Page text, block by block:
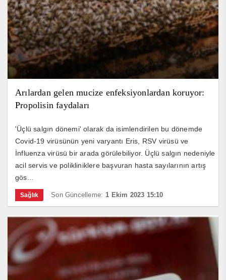
Arılardan gelen mucize enfeksiyonlardan koruyor:
Propolisin faydaları
'Üçlü salgın dönemi' olarak da isimlendirilen bu dönemde
Covid-19 virüsünün yeni varyantı Eris, RSV virüsü ve
İnfluenza virüsü bir arada görülebiliyor. Üçlü salgın nedeniyle
acil servis ve polikliniklere başvuran hasta sayılarının artış
gös...
Sağlık Son Güncelleme: 1 Ekim 2023 15:10